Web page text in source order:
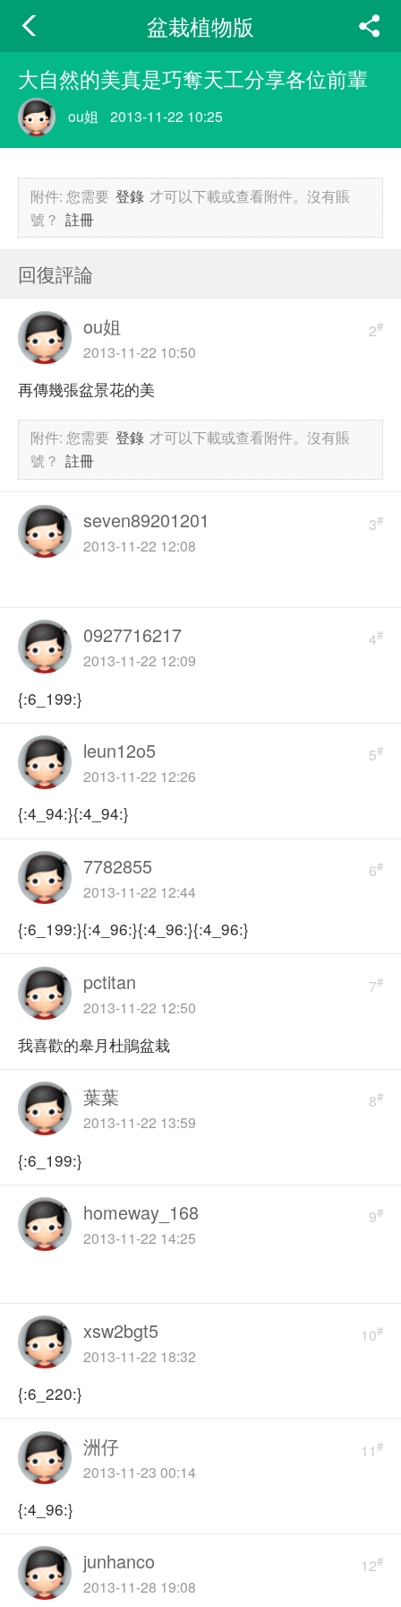
盆栽植物版
大自然的美真是巧奪天工分享各位前輩
ou姐 2013-11-22 10:25
附件:您需要 登錄 才可以下載或查看附件。沒有賬
號？ 註冊
回復評論
2#
ou姐
2013-11-22 10:50
再傳幾張盆景花的美
附件:您需要 登錄 才可以下載或查看附件。沒有賬
號？ 註冊
3#
seven89201201
2013-11-22 12:08
4#
0927716217
2013-11-22 12:09
{:6_199:}
5#
leun12o5
2013-11-22 12:26
{:4_94:}{:4_94:}
6#
7782855
2013-11-22 12:44
{:6_199:}{:4_96:}{:4_96:}{:4_96:}
7#
pctitan
2013-11-22 12:50
我喜歡的皋月杜鵑盆栽
8#
葉葉
2013-11-22 13:59
{:6_199:}
9#
homeway_168
2013-11-22 14:25
10#
xsw2bgt5
2013-11-22 18:32
{:6_220:}
11#
洲仔
2013-11-23 00:14
{:4_96:}
12#
junhanco
2013-11-28 19:08